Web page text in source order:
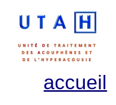
accueil